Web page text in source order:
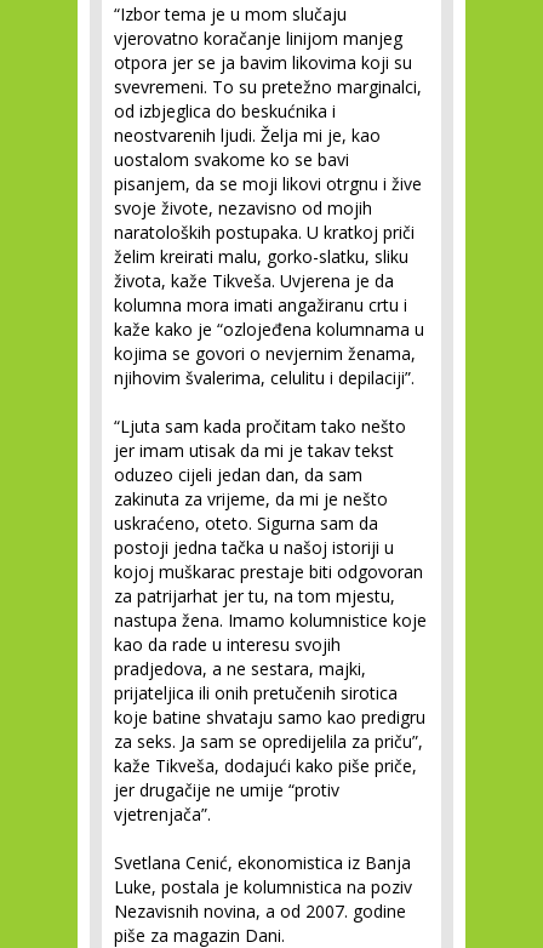
“Izbor tema je u mom slučaju
vjerovatno koračanje linijom manjeg
otpora jer se ja bavim likovima koji su
svevremeni. To su pretežno marginalci,
od izbjeglica do beskućnika i
neostvarenih ljudi. Želja mi je, kao
uostalom svakome ko se bavi
pisanjem, da se moji likovi otrgnu i žive
svoje živote, nezavisno od mojih
naratoloških postupaka. U kratkoj priči
želim kreirati malu, gorko-slatku, sliku
života, kaže Tikveša. Uvjerena je da
kolumna mora imati angažiranu crtu i
kaže kako je “ozlojeđena kolumnama u
kojima se govori o nevjernim ženama,
njihovim švalerima, celulitu i depilaciji”.
“Ljuta sam kada pročitam tako nešto
jer imam utisak da mi je takav tekst
oduzeo cijeli jedan dan, da sam
zakinuta za vrijeme, da mi je nešto
uskraćeno, oteto. Sigurna sam da
postoji jedna tačka u našoj istoriji u
kojoj muškarac prestaje biti odgovoran
za patrijarhat jer tu, na tom mjestu,
nastupa žena. Imamo kolumnistice koje
kao da rade u interesu svojih
pradjedova, a ne sestara, majki,
prijateljica ili onih pretučenih sirotica
koje batine shvataju samo kao predigru
za seks. Ja sam se opredijelila za priču”,
kaže Tikveša, dodajući kako piše priče,
jer drugačije ne umije “protiv
vjetrenjača”.
Svetlana Cenić, ekonomistica iz Banja
Luke, postala je kolumnistica na poziv
Nezavisnih novina, a od 2007. godine
piše za magazin Dani.